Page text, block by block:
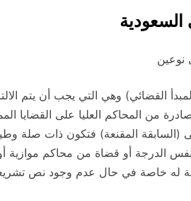
السعودية
نوعين
القضائي) وهي التي يجب أن يتم
الصادرة من المحاكم العليا على القضايا
(السابقة المقنعة) فتكون ذات صلة
الدرجة أو قضاة من محاكم موازية
له خاصة في حال عدم وجود نص